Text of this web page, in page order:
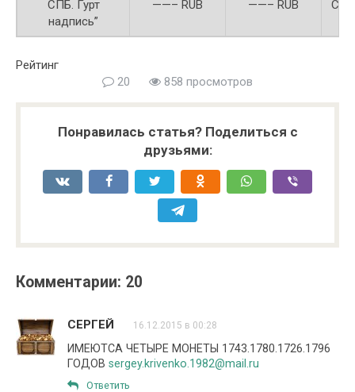
СПБ. Гурт
надпись”
——– RUB ——– RUB
Рейтинг
20
858 просмотров
Понравилась статья? Поделиться с
друзьями:
Комментарии: 20
СЕРГЕЙ 16.12.2015 в 00:28
ИМЕЮТСА ЧЕТЫРЕ МОНЕТЫ 1743.1780.1726.1796
ГОДОВ sergey.krivenko.1982@mail.ru
Ответить